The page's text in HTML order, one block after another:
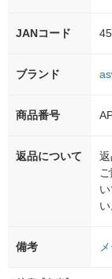
JANコード
ブランド
商品番号
返品について
い
備考